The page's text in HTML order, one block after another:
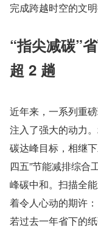
完成跨越时空的文明
“指尖减碳”
超 2 趟
近年来，一系列重
注入了强大的动力
碳达峰目标，相继
四五”节能减排综合
峰碳中和。扫描全
着令人心动的期许：
若过去一年省下的